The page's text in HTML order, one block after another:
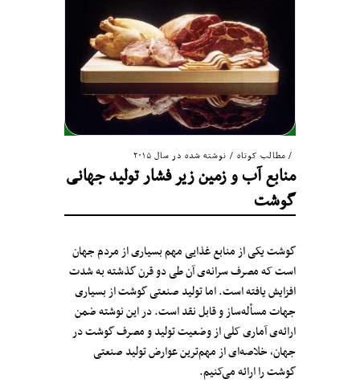
مطالب کوتاه / نوشته شده در سال ۲۰۱۵
منابع آب و زمین زیر فشار تولید جهانی
گوشت
گوشت یکی از منابع غذایی مهم بسیاری از مردم جهان
است که مصرف سرانه‌ی آن طی دو قرن گذشته به شدت
افزایش یافته است. اما تولید صنعتی گوشت از بسیاری
جهات مسأله‌ساز و قابل نقد است. در این نوشته ضمن
ارائه‌ی آماری کلی از وضعیت تولید و مصرف گوشت در
جهان، خلاصه‌ای از مهم‌ترین عوارض تولید صنعتی
گوشت را ارائه می‌کنیم.